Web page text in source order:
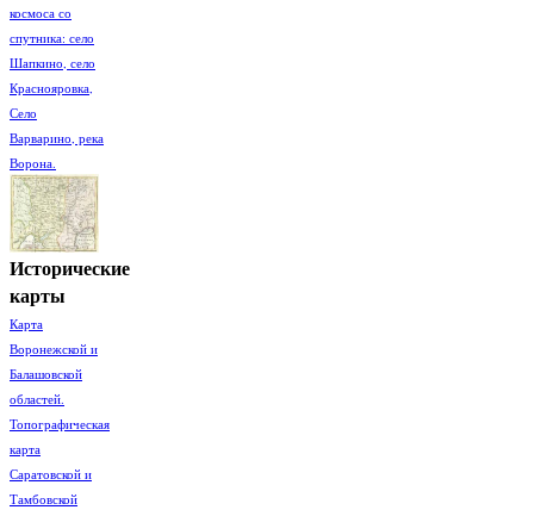
космоса со
спутника: село
Шапкино, село
Краснояровка,
Село
Варварино, река
Ворона.
Исторические
карты
Карта
Воронежской и
Балашовской
областей.
Топографическая
карта
Саратовской и
Тамбовской